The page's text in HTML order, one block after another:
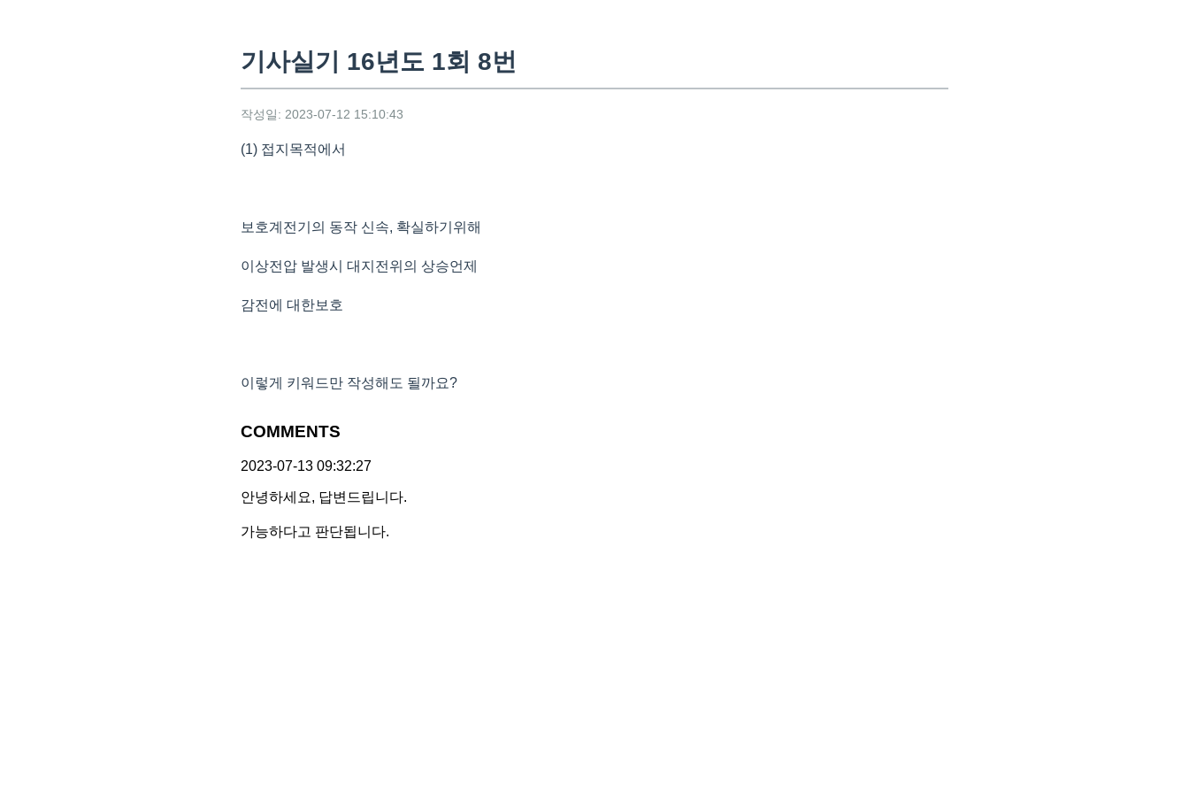
기사실기 16년도 1회 8번
작성일: 2023-07-12 15:10:43
(1) 접지목적에서
보호계전기의 동작 신속, 확실하기위해
이상전압 발생시 대지전위의 상승언제
감전에 대한보호
이렇게 키워드만 작성해도 될까요?
COMMENTS
2023-07-13 09:32:27
안녕하세요, 답변드립니다.
가능하다고 판단됩니다.